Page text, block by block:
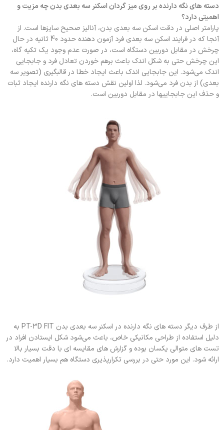
دسته های نگه دارنده بر روی میز گردان اسکنر سه بعدی بدن چه مزیت و
اهمیتی دارد؟
پارامتر اصلی در دقت اسکن سه بعدی بدن، آنالیز صحیح سایزها است. از
آنجا که در فرایند اسکن سه بعدی فرد آزمون دهنده حدود 40 ثانیه در حال
چرخش در مقابل دوربین دستگاه است، در صورت عدم وجود یک تکیه گاه،
این چرخش حتی به شکل اندک باعث برهم خوردن تعادل فرد و جابجایی
اندک می‌شود. این جابجایی اندک باعث ایجاد خطا در قالبگیری (تصویر سه
بعدی) از بدن فرد می‌شود. لذا اولین نقش دسته های نگه دارنده ایجاد ثبات
و حذف این جابجاییها در مقابل دوربین است.
از طرف دیگر دسته های نگه دارنده در اسکنر سه بعدی بدن PT-3D FIT به
دلیل استفاده از طراحی مکانیکی خاص، باعث می‌شود شکل ایستادن افراد در
تست های متوالی یکسان بوده و گزارش های مقایسه ای با دقت بسیار بالا
ارائه شود. این مورد حتی در بررسی تکرارپذیری دستگاه هم بسیار اهمیت دارد.